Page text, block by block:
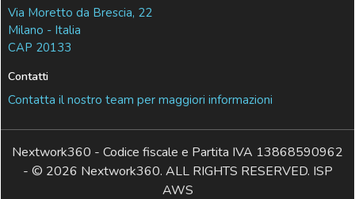
Via Moretto da Brescia, 22
Milano - Italia
CAP 20133
Contatti
Contatta il nostro team per maggiori informazioni
Nextwork360 - Codice fiscale e Partita IVA 13868590962
- © 2026 Nextwork360. ALL RIGHTS RESERVED. ISP
AWS